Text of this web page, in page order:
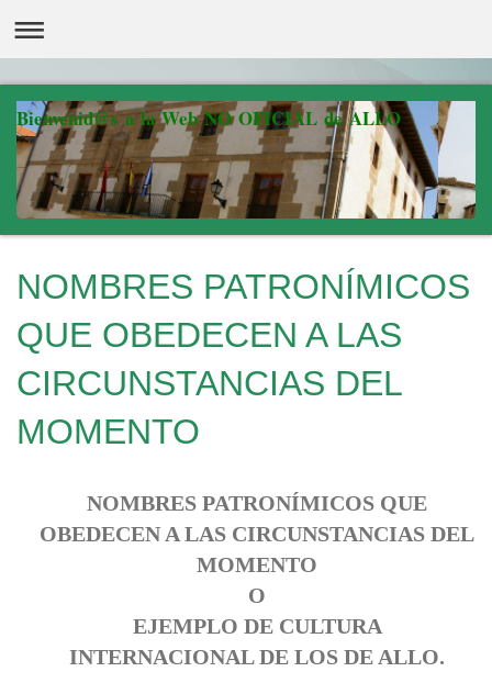
Bienvenid@s a la Web NO OFICIAL de ALLO
NOMBRES PATRONÍMICOS
QUE OBEDECEN A LAS
CIRCUNSTANCIAS DEL
MOMENTO
NOMBRES PATRONÍMICOS QUE
OBEDECEN A LAS CIRCUNSTANCIAS DEL
MOMENTO
O
EJEMPLO DE CULTURA
INTERNACIONAL DE LOS DE ALLO.